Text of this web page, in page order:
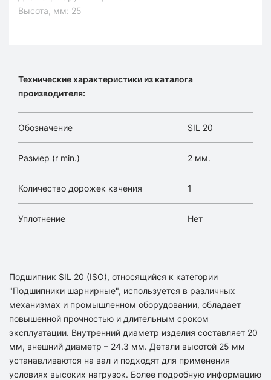
Высота, мм: 25
Технические характеристики из каталога
производителя:
Обозначение SIL 20
Размер (r min.) 2 мм.
Количество дорожек качения 1
Уплотнение Нет
Подшипник SIL 20 (ISO), относящийся к категории
"Подшипники шарнирные", используется в различных
механизмах и промышленном оборудовании, обладает
повышенной прочностью и длительным сроком
эксплуатации. Внутренний диаметр изделия составляет 20
мм, внешний диаметр – 24.3 мм. Детали высотой 25 мм
устанавливаются на вал и подходят для применения
условиях высоких нагрузок. Более подробную информацию